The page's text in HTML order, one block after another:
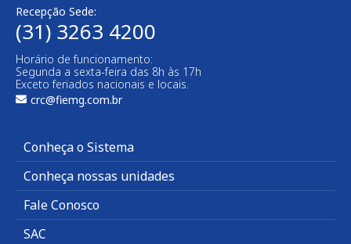
Recepção Sede:
(31) 3263 4200
Horário de funcionamento:
Segunda a sexta-feira das 8h às 17h
Exceto feriados nacionais e locais.
crc@fiemg.com.br
Conheça o Sistema
Conheça nossas unidades
Fale Conosco
SAC